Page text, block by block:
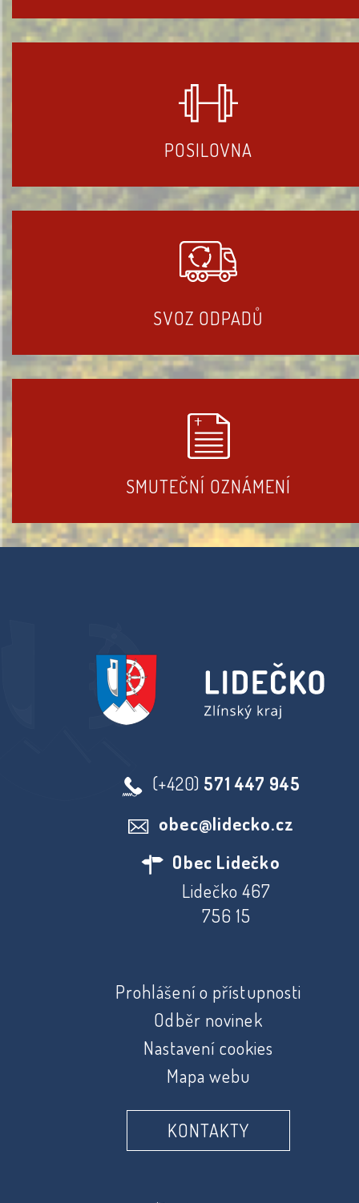
POSILOVNA
SVOZ ODPADŮ
SMUTEČNÍ OZNÁMENÍ
(+420) 571 447 945
obec@lidecko.cz
Obec Lidečko
Lidečko 467
756 15
Prohlášení o přístupnosti
Odběr novinek
Nastavení cookies
Mapa webu
KONTAKTY